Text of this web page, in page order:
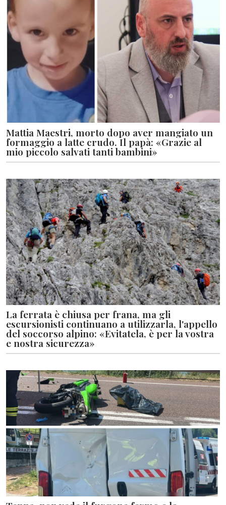
Mattia Maestri, morto dopo aver mangiato un
formaggio a latte crudo. Il papà: «Grazie al
mio piccolo salvati tanti bambini»
La ferrata è chiusa per frana, ma gli
escursionisti continuano a utilizzarla, l'appello
del soccorso alpino: «Evitatela, è per la vostra
e nostra sicurezza»